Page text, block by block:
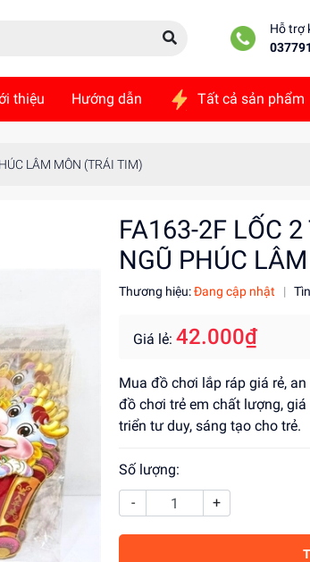
Hỗ trợ
thiệu Hướng dẫn Tất cả sản phẩm
LÂM MÔN (TRÁI TIM)
FA163-2F LỐC
NGŨ PHÚC
Thương hiệu:Đang cập nhật |
Giá lẻ: 42.000₫
Mua đồ chơi lắp ráp giá rẻ,
đồ chơi trẻ em chất lượng,
triển tư duy, sáng tạo cho trẻ.
Số lượng:
-
+